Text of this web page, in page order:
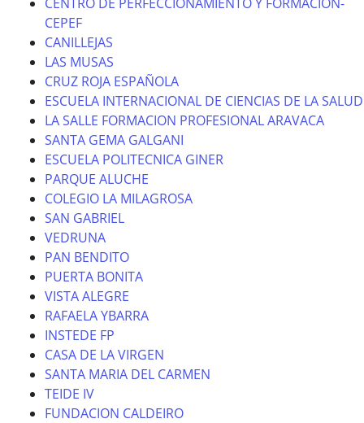
CEPEF
CANILLEJAS
LAS MUSAS
CRUZ ROJA ESPAÑOLA
ESCUELA INTERNACIONAL DE CIENCIAS DE LA SALUD
LA SALLE FORMACION PROFESIONAL ARAVACA
SANTA GEMA GALGANI
ESCUELA POLITECNICA GINER
PARQUE ALUCHE
COLEGIO LA MILAGROSA
SAN GABRIEL
VEDRUNA
PAN BENDITO
PUERTA BONITA
VISTA ALEGRE
RAFAELA YBARRA
INSTEDE FP
CASA DE LA VIRGEN
SANTA MARIA DEL CARMEN
TEIDE IV
FUNDACION CALDEIRO